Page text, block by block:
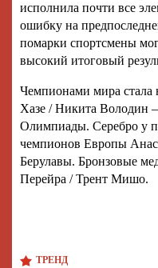
исполнила почти все
ошибку на
помарки спортсмены
высокий итоговый
Чемпионами мира стала
Хазе / Никита Володин
Олимпиады. Серебро у
чемпионов Европы
Берулавы. Бронзовые
Перейра / Трент Мишо.
ТРЕНД